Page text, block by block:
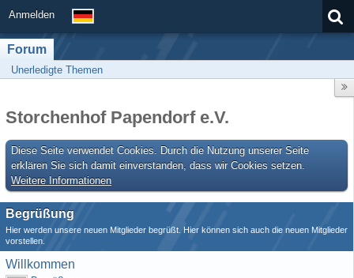
Anmelden
Forum
Unerledigte Themen
Storchenhof Papendorf e.V.
Diese Seite verwendet Cookies. Durch die Nutzung unserer Seite
erklären Sie sich damit einverstanden, dass wir Cookies setzen.
Weitere Informationen
Begrüßung
Hier werden unsere neuen Mitglieder begrüßt. Hier können sich auch die neuen Mitglieder
vorstellen.
Willkommen